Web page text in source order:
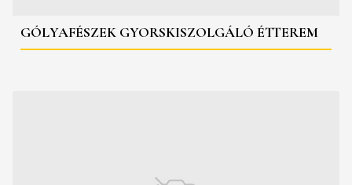
GÓLYAFÉSZEK GYORSKISZOLGÁLÓ ÉTTEREM